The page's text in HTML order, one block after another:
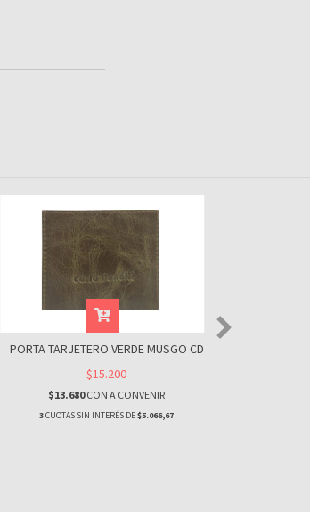
PORTA TARJETERO VERDE MUSGO CD
$15.200
$13.680CON A CONVENIR
3CUOTAS SIN INTERÉS DE$5.066,67